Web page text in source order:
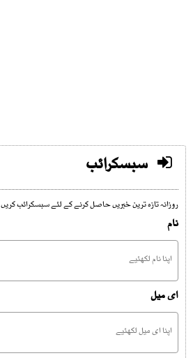
سبسکرائب
روزانہ تازہ ترین خبریں حاصل کرنے کے لئے سبسکرائب کریں
نام
ای میل